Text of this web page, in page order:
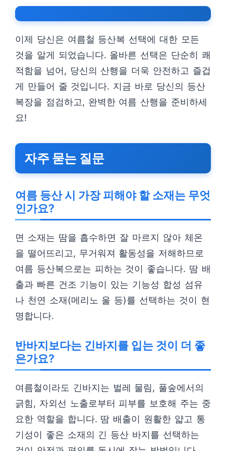
이제 당신은 여름철 등산복 선택에 대한 모든
것을 알게 되었습니다. 올바른 선택은 단순히 쾌
적함을 넘어, 당신의 산행을 더욱 안전하고 즐겁
게 만들어 줄 것입니다. 지금 바로 당신의 등산
복장을 점검하고, 완벽한 여름 산행을 준비하세
요!
자주 묻는 질문
여름 등산 시 가장 피해야 할 소재는 무엇
인가요?
면 소재는 땀을 흡수하면 잘 마르지 않아 체온
을 떨어뜨리고, 무거워져 활동성을 저해하므로
여름 등산복으로는 피하는 것이 좋습니다. 땀 배
출과 빠른 건조 기능이 있는 기능성 합성 섬유
나 천연 소재(메리노 울 등)를 선택하는 것이 현
명합니다.
반바지보다는 긴바지를 입는 것이 더 좋
은가요?
여름철이라도 긴바지는 벌레 물림, 풀숲에서의
긁힘, 자외선 노출로부터 피부를 보호해 주는 중
요한 역할을 합니다. 땀 배출이 원활한 얇고 통
기성이 좋은 소재의 긴 등산 바지를 선택하는